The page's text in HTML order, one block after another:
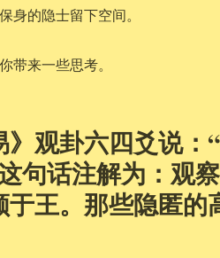
身的隐士留下空间。
带来一些思考。
》观卦六四爻说：“
句话注解为：观
于王。那些隐匿的